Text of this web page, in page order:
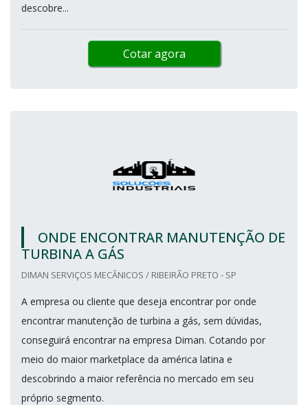
descobre...
Cotar agora
ONDE ENCONTRAR MANUTENÇÃO DE
TURBINA A GÁS
DIMAN SERVIÇOS MECÂNICOS / RIBEIRÃO PRETO - SP
A empresa ou cliente que deseja encontrar por onde
encontrar manutenção de turbina a gás, sem dúvidas,
conseguirá encontrar na empresa Diman. Cotando por
meio do maior marketplace da américa latina e
descobrindo a maior referência no mercado em seu
próprio segmento.